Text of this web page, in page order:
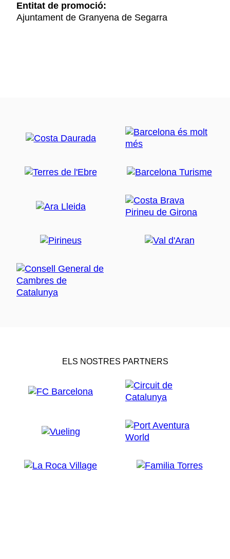
Entitat de promoció:
Ajuntament de Granyena de Segarra
ELS NOSTRES PARTNERS